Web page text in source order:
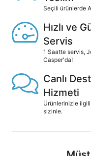
Seçili ürünlerde
Hızlı ve
Servis
1 Saatte servis,
Casper'da!
Canlı
Hizmeti
Ürünlerinizle
sizinle.